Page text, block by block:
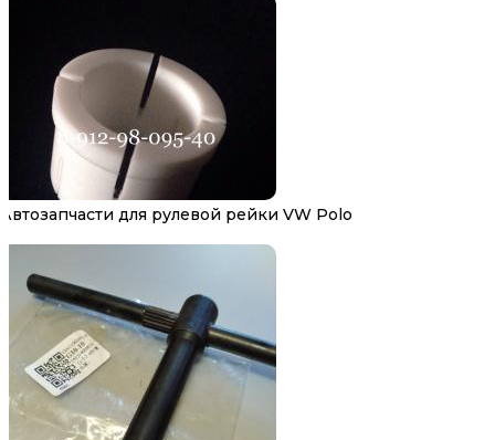
Автозапчасти для рулевой рейки VW Polo